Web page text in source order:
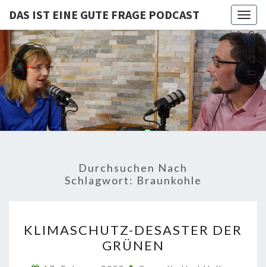
DAS IST EINE GUTE FRAGE PODCAST
DAS IST
EINE
GUTE
FRAGE
PODCAST
Von Cornelia Und
Volker
Quaschning – Der
Podcast Zur
Klimakrise Und
Energierevolution
Energiewende-
Fakten Und
Hintergründe
Durchsuchen Nach
Schlagwort: Braunkohle
DESASTER
DER
KLIMASCHUTZ-DESASTER DER
GRÜNEN